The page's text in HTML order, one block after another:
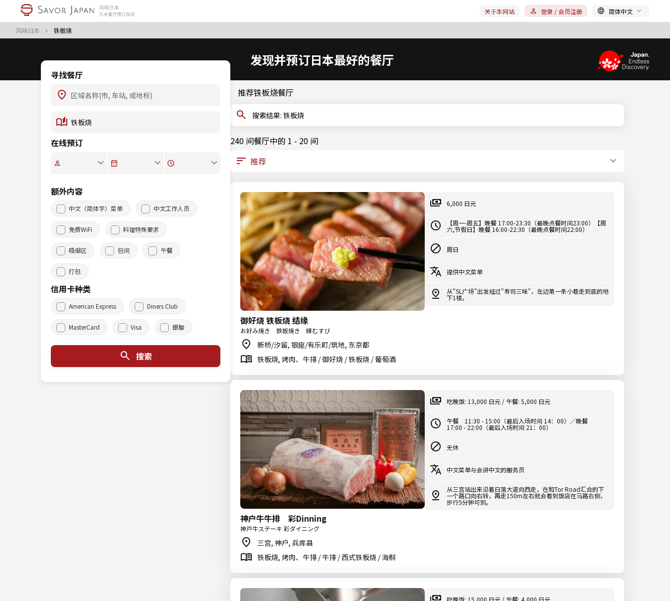
风味日本 铁板烧
关于本网站 登录 / 会员注册 简体中文
发现并预订日本最好的餐厅
寻找餐厅
在线预订
额外内容
中文（简体字）菜单 中文工作人员
免费WiFi 料理特殊要求
吸烟区 包间 午餐
打包
信用卡种类
American Express Diners Club
MasterCard Visa 銀聯
搜索
推荐铁板烧餐厅
搜索结果: 铁板烧
240 间餐厅中的 1 - 20 间
御好烧 铁板烧 结缘
お好み焼き 鉄板焼き 縁むすび
新桥/汐留, 银座/有乐町/筑地, 东京都
铁板烧, 烤肉、牛排 / 御好烧 / 铁板烧 / 葡萄酒
6,000 日元
【周一-周五】晚餐 17:00-23:30（最晚点餐时间23:00）【周
六,节假日】晚餐 16:00-22:30（最晚点餐时间22:00）
周日
提供中文菜单
从"SL广场"出发经过"寿司三味"，左边第一条小巷走到底的地
下1楼。
神户牛牛排 彩Dinning
神戸牛ステーキ 彩ダイニング
三宫, 神户, 兵库县
铁板烧, 烤肉、牛排 / 牛排 / 西式铁板烧 / 海鲜
吃晚饭: 13,000 日元 / 午餐: 5,000 日元
午餐 11:30 - 15:00（最后入场时间 14：00）／晚餐
17:00 - 22:00（最后入场时间 21：00）
无休
中文菜单与会讲中文的服务员
从三宫站出来沿着日落大道向西走，在和Tor Road汇合的下
一个路口向右转，再走150m左右就会看到饭店在马路右侧，
步行5分钟可到。
吃晚饭: 15,000 日元 / 午餐: 4,000 日元